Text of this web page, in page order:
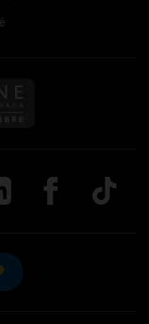
sur Youtube
nous sur LinkedIn
Suivez nous sur
TikTok